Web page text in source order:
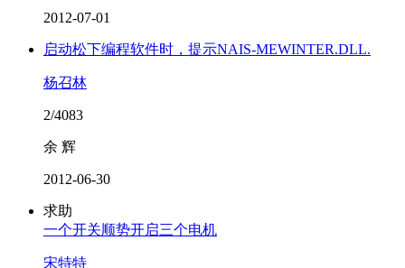
2012-07-01
启动松下编程软件时，提示NAIS-MEWINTER.DLL.
杨召林
2/4083
余 辉
2012-06-30
求助
一个开关顺势开启三个电机
宋特特